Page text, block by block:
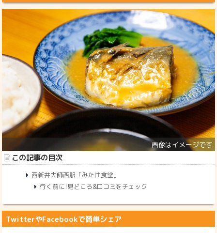
この記事の目次
西新井大師西駅「みたけ食堂」
行く前に!見どころ&口コミをチェック
TwitterやFacebookで簡単シェア